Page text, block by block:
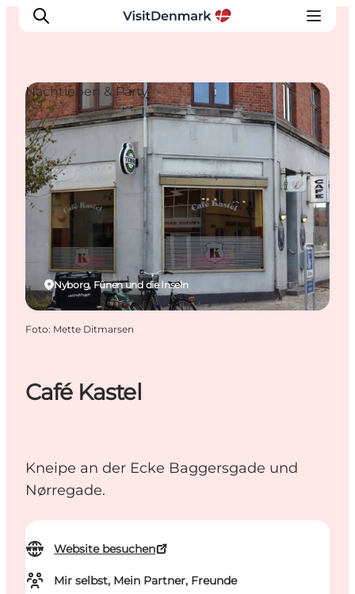
Inspiration
Regionen
Erlebnisse
Unterkünfte
Reiseplanung
Café Kastel
Kneipe an der Ecke Baggersgade und
Nørregade.
Website besuchen
Mir selbst, Mein Partner, Freunde
Nyborg, Fünen und die Inseln
Nachtleben & Party
Foto: Mette Ditmarsen